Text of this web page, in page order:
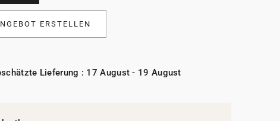
ERSTELLEN
Lieferung : 17 August - 19 August